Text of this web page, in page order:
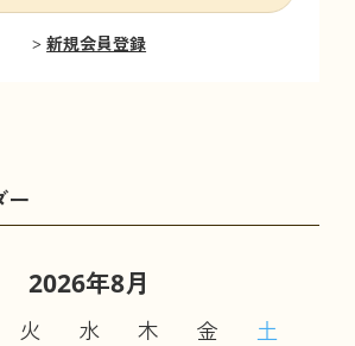
新規会員登録
2026年8月
火 水 木 金
土